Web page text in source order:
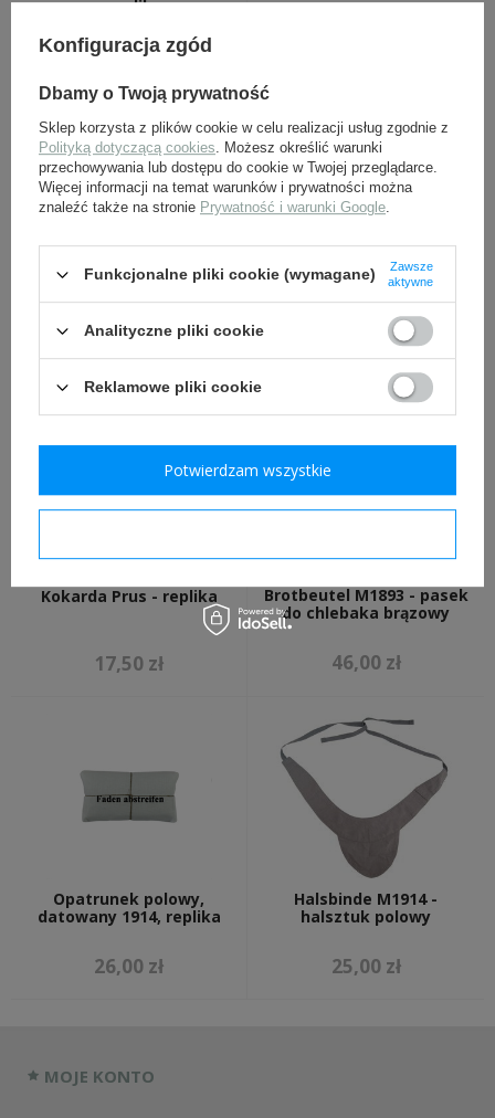
- replika
17,50 zł
niemieckiej,
pierwszowojenna
19,00 zł
Soldbuch Deutsches Heer
(1914-1918), książeczka
wojskowa - replika
49,00 zł
Kokarda Prus - replika
17,50 zł
Brotbeutel M1893 - pasek
do chlebaka brązowy
46,00 zł
Opatrunek polowy,
datowany 1914, replika
26,00 zł
Halsbinde M1914 -
halsztuk polowy
25,00 zł
MOJE KONTO
Konfiguracja zgód
Dbamy o Twoją prywatność
Sklep korzysta z plików cookie w celu realizacji usług zgodnie z
Polityką dotyczącą cookies. Możesz określić warunki
przechowywania lub dostępu do cookie w Twojej przeglądarce.
Więcej informacji na temat warunków i prywatności można
znaleźć także na stronie Prywatność i warunki Google.
Funkcjonalne pliki cookie (wymagane) Zawsze
aktywne
Analityczne pliki cookie
Reklamowe pliki cookie
Potwierdzam wszystkie